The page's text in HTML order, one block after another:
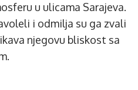
u ulicama Sarajeva.
i odmilja su ga zvali
njegovu bliskost sa